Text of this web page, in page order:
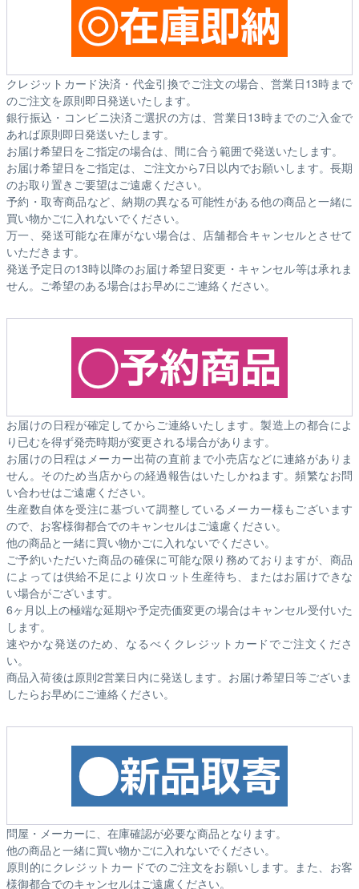
クレジットカード決済・代金引換でご注文の場合、営業日13時まで
のご注文を原則即日発送いたします。
銀行振込・コンビニ決済ご選択の方は、営業日13時までのご入金で
あれば原則即日発送いたします。
お届け希望日をご指定の場合は、間に合う範囲で発送いたします。
お届け希望日をご指定は、ご注文から7日以内でお願いします。長期
のお取り置きご要望はご遠慮ください。
予約・取寄商品など、納期の異なる可能性がある他の商品と一緒に
買い物かごに入れないでください。
万一、発送可能な在庫がない場合は、店舗都合キャンセルとさせて
いただきます。
発送予定日の13時以降のお届け希望日変更・キャンセル等は承れま
せん。ご希望のある場合はお早めにご連絡ください。
お届けの日程が確定してからご連絡いたします。製造上の都合によ
り已むを得ず発売時期が変更される場合があります。
お届けの日程はメーカー出荷の直前まで小売店などに連絡がありま
せん。そのため当店からの経過報告はいたしかねます。頻繁なお問
い合わせはご遠慮ください。
生産数自体を受注に基づいて調整しているメーカー様もございます
ので、お客様御都合でのキャンセルはご遠慮ください。
他の商品と一緒に買い物かごに入れないでください。
ご予約いただいた商品の確保に可能な限り務めておりますが、商品
によっては供給不足により次ロット生産待ち、またはお届けできな
い場合がございます。
6ヶ月以上の極端な延期や予定売価変更の場合はキャンセル受付いた
します。
速やかな発送のため、なるべくクレジットカードでご注文くださ
い。
商品入荷後は原則2営業日内に発送します。お届け希望日等ございま
したらお早めにご連絡ください。
問屋・メーカーに、在庫確認が必要な商品となります。
他の商品と一緒に買い物かごに入れないでください。
原則的にクレジットカードでのご注文をお願いします。また、お客
様御都合でのキャンセルはご遠慮ください。